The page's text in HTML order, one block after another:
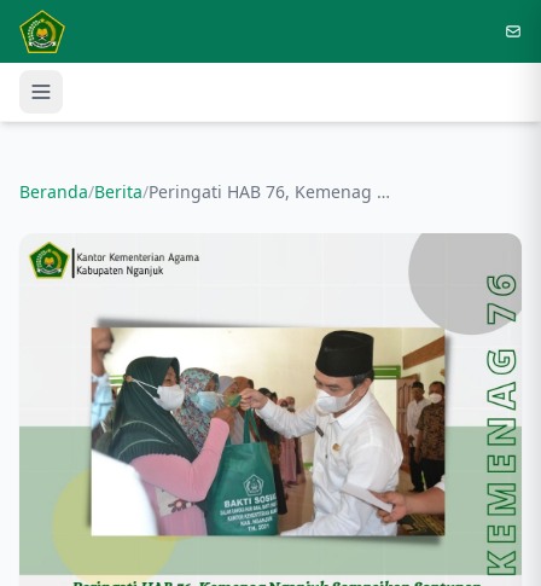
Langsung ke konten utama
Beranda/Berita/ Peringati HAB 76, Kemenag Nganjuk Sampaikan Santunan Masyarakat